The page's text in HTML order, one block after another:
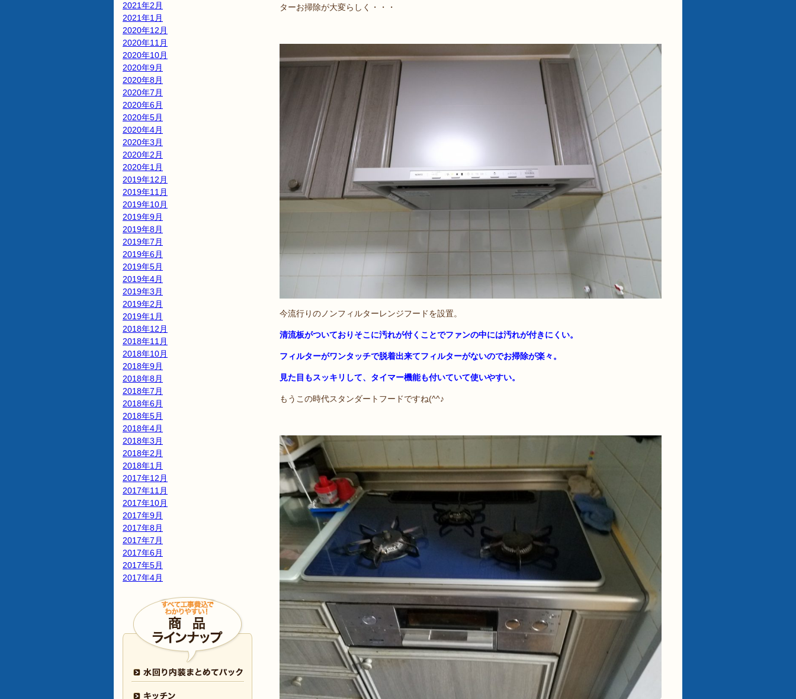
ターお掃除が大変らしく・・・
今流行りのノンフィルターレンジフードを設置。
清流板がついておりそこに汚れが付くことでファンの中には汚れが付きにくい。
フィルターがワンタッチで脱着出来てフィルターがないのでお掃除が楽々。
見た目もスッキリして、タイマー機能も付いていて使いやすい。
もうこの時代スタンダートフードですね(^^♪
2021年2月
2021年1月
2020年12月
2020年11月
2020年10月
2020年9月
2020年8月
2020年7月
2020年6月
2020年5月
2020年4月
2020年3月
2020年2月
2020年1月
2019年12月
2019年11月
2019年10月
2019年9月
2019年8月
2019年7月
2019年6月
2019年5月
2019年4月
2019年3月
2019年2月
2019年1月
2018年12月
2018年11月
2018年10月
2018年9月
2018年8月
2018年7月
2018年6月
2018年5月
2018年4月
2018年3月
2018年2月
2018年1月
2017年12月
2017年11月
2017年10月
2017年9月
2017年8月
2017年7月
2017年6月
2017年5月
2017年4月